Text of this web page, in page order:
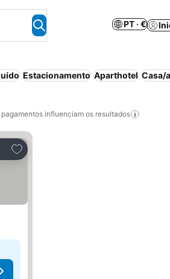
PT · €
Estacionamento Aparthotel Casa/
influenciam os resultados
Adicionar aos favoritos